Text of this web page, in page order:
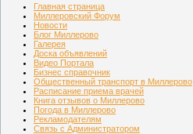
Главная страница
Миллеровский Форум
Новости
Блог Миллерово
Галерея
Доска объявлений
Видео Портала
Бизнес справочник
Общественный транспорт в Миллерово
Расписание приема врачей
Книга отзывов о Миллерово
Погода в Миллерово
Рекламодателям
Связь с Администратором